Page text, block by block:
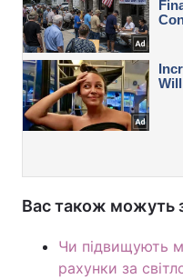
Вас також можуть
Чи підвищують
рахунки за